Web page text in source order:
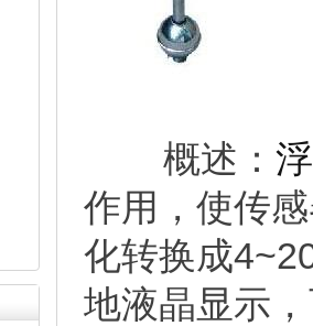
概述：
作用，使传
化转换成
地液晶显示